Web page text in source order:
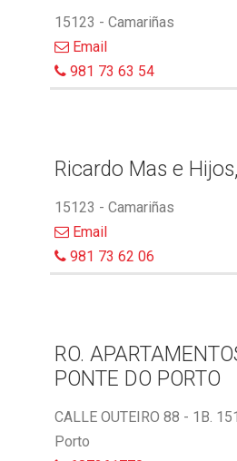
15123 - Camariñas
Email
981 73 63 54
Ricardo Mas e
15123 - Camariñas
Email
981 73 62 06
RO.
PONTE DO PORTO
CALLE OUTEIRO 88 - 1B.
Porto